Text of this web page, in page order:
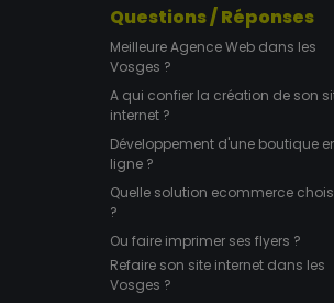
Questions / Réponses
Meilleure Agence Web dans les
Vosges ?
A qui confier la création de son
internet ?
Développement d'une boutique
ligne ?
Quelle solution ecommerce
?
Ou faire imprimer ses flyers ?
Refaire son site internet dans les
Vosges ?